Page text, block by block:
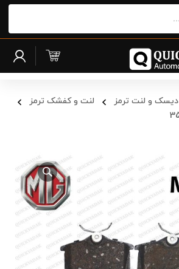
دیسک و لنت ترمز
لنت و کفشک ترمز